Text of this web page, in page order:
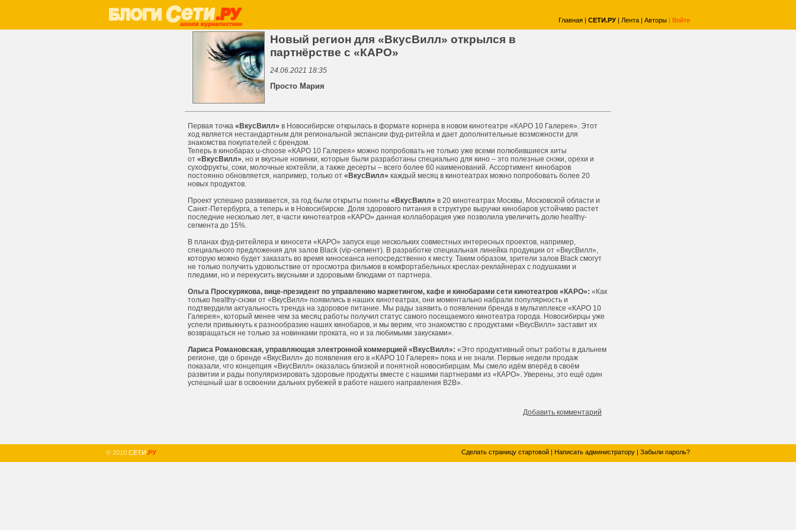
Главная | СЕТИ.РУ | Лента | Авторы | Войти
Новый регион для «ВкусВилл» открылся в
партнёрстве с «КАРО»
24.06.2021 18:35
Просто Мария
Первая точка «ВкусВилл» в Новосибирске открылась в формате корнера в новом кинотеатре «КАРО 10 Галерея». Этот
ход является нестандартным для региональной экспансии фуд-ритейла и дает дополнительные возможности для
знакомства покупателей с брендом.
Теперь в кинобарах u-choose «КАРО 10 Галерея» можно попробовать не только уже всеми полюбившиеся хиты
от «ВкусВилл», но и вкусные новинки, которые были разработаны специально для кино – это полезные снэки, орехи и
сухофрукты, соки, молочные коктейли, а также десерты – всего более 60 наименований. Ассортимент кинобаров
постоянно обновляется, например, только от «ВкусВилл» каждый месяц в кинотеатрах можно попробовать более 20
новых продуктов.
Проект успешно развивается, за год были открыты поинты «ВкусВилл» в 20 кинотеатрах Москвы, Московской области и
Санкт-Петербурга, а теперь и в Новосибирске. Доля здорового питания в структуре выручки кинобаров устойчиво растет
последние несколько лет, в части кинотеатров «КАРО» данная коллаборация уже позволила увеличить долю healthy-
сегмента до 15%.
В планах фуд-ритейлера и киносети «КАРО» запуск еще нескольких совместных интересных проектов, например,
специального предложения для залов Black (vip-сегмент). В разработке специальная линейка продукции от «ВкусВилл»,
которую можно будет заказать во время киносеанса непосредственно к месту. Таким образом, зрители залов Black смогут
не только получить удовольствие от просмотра фильмов в комфортабельных креслах-реклайнерах с подушками и
пледами, но и перекусить вкусными и здоровыми блюдами от партнера.
Ольга Проскурякова, вице-президент по управлению маркетингом, кафе и кинобарами сети кинотеатров «КАРО»: «Как
только healthy-снэки от «ВкусВилл» появились в наших кинотеатрах, они моментально набрали популярность и
подтвердили актуальность тренда на здоровое питание. Мы рады заявить о появлении бренда в мультиплексе «КАРО 10
Галерея», который менее чем за месяц работы получил статус самого посещаемого кинотеатра города. Новосибирцы уже
успели привыкнуть к разнообразию наших кинобаров, и мы верим, что знакомство с продуктами «ВкусВилл» заставит их
возвращаться не только за новинками проката, но и за любимыми закусками».
Лариса Романовская, управляющая электронной коммерцией «ВкусВилл»: «Это продуктивный опыт работы в дальнем
регионе, где о бренде «ВкусВилл» до появления его в «КАРО 10 Галерея» пока и не знали. Первые недели продаж
показали, что концепция «ВкусВилл» оказалась близкой и понятной новосибирцам. Мы смело идём вперёд в своём
развитии и рады популяризировать здоровые продукты вместе с нашими партнерами из «КАРО». Уверены, это ещё один
успешный шаг в освоении дальних рубежей в работе нашего направления В2В».
Добавить комментарий
© 2010 СЕТИ.РУ Сделать страницу стартовой | Написать администратору | Забыли пароль?